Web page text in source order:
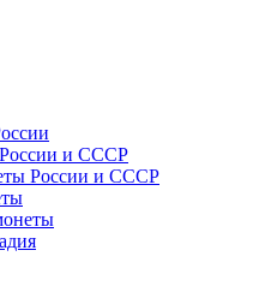
и СССР
России и СССР